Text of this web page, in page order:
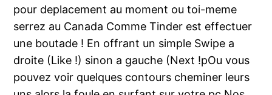
pour deplacement au moment ou toi-meme
serrez au Canada Comme Tinder est effectuer
une boutade ! En offrant un simple Swipe a
droite (Like !) sinon a gauche (Next !pOu vous
pouvez voir quelques contours cheminer leurs